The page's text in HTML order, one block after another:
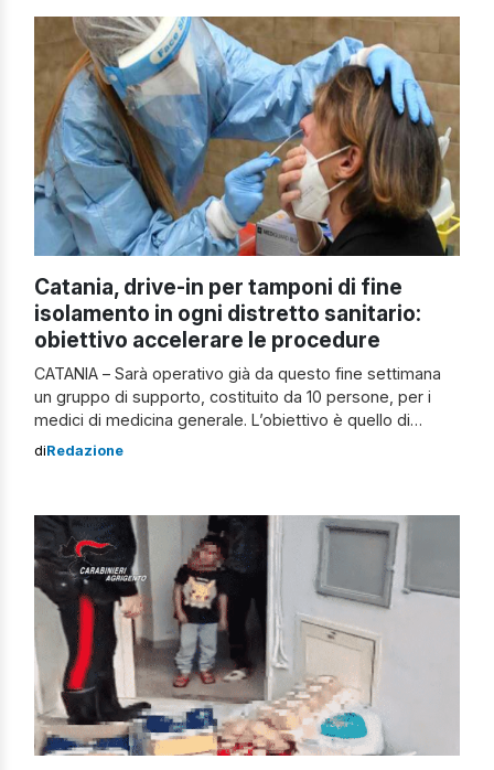
creando un canale di […]
Catania, drive-in per tamponi di fine
isolamento in ogni distretto sanitario:
obiettivo accelerare le procedure
CATANIA – Sarà operativo già da questo fine settimana
un gruppo di supporto, costituito da 10 persone, per i
medici di medicina generale. L’obiettivo è quello di
fornire tempestiva assistenza per accelerare tutte le
presa nel corso di un incontro […]
diRedazione